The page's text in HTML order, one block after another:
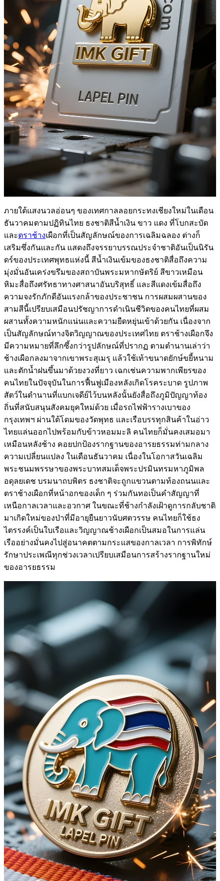
ภายใต้แสงนวลอ่อนๆ ของเทศกาลลอยกระทงเชียงใหม่ในเดือน
ธันวาคมตามปฏิทินไทย ธงชาติสีน้ำเงิน ขาว แดง ที่โบกสะบัด
และตราช้างเผือกที่เป็นสัญลักษณ์ของการเฉลิมฉลอง ต่างก็
เสริมซึ่งกันและกัน แสดงถึงจรรยาบรรณประจำชาติอันเป็นนิรัน
ดร์ของประเทศพุทธแห่งนี้ สีน้ำเงินเข้มของธงชาติสื่อถึงความ
มุ่งมั่นอันเคร่งขรึมของสถาบันพระมหากษัตริย์ สีขาวเหมือน
หิมะสื่อถึงศรัทธาทางศาสนาอันบริสุทธิ์ และสีแดงเข้มสื่อถึง
ความจงรักภักดีอันแรงกล้าของประชาชน การผสมผสานของ
สามสีนี้เปรียบเสมือนปรัชญาการดำเนินชีวิตของคนไทยที่ผสม
ผสานทั้งความหนักแน่นและความยืดหยุ่นเข้าด้วยกัน เนื่องจาก
เป็นสัญลักษณ์ทางจิตวิญญาณของประเทศไทย ตราช้างเผือกจึง
มีความหมายที่ลึกซึ้งกว่ารูปลักษณ์ที่ปรากฏ ตามตำนานเล่าว่า
ช้างเผือกลงมาจากเขาพระสุเมรุ แล้วใช้เท้าขนาดยักษ์ขยี้หนาม
และตักน้ำฝนขึ้นมาด้วยงวงที่ยาว เฉกเช่นความพากเพียรของ
คนไทยในปัจจุบันในการฟื้นฟูเมืองหลังเกิดโรคระบาด รูปภาพ
สัตว์ในตำนานที่แบกเจดีย์ไว้บนหลังนั้นยังสื่อถึงภูมิปัญญาท้อง
ถิ่นที่สนับสนุนสังคมยุคใหม่ด้วย เมื่อรถไฟฟ้ารางเบาของ
กรุงเทพฯ ผ่านใต้โดมของวัดพุทธ และเรือบรรทุกสินค้าในอ่าว
ไทยแล่นออกไปพร้อมกับข้าวหอมมะลิ คนไทยก็มั่นคงเสมอมา
เหมือนหลังช้าง คอยปกป้องรากฐานของอารยธรรมท่ามกลาง
ความเปลี่ยนแปลง ในเดือนธันวาคม เนื่องในโอกาสวันเฉลิม
พระชนมพรรษาของพระบาทสมเด็จพระปรมินทรมหาภูมิพล
อดุลยเดช บรมนาถบพิตร ธงชาติจะถูกแขวนตามท้องถนนและ
ตราช้างเผือกที่หน้าอกของเด็ก ๆ ร่วมกันทอเป็นคำสัญญาที่
เหนือกาลเวลาและอวกาศ ในขณะที่ช้างกำลังเฝ้าดูการกลับชาติ
มาเกิดใหม่ของป่าที่มีอายุยืนยาวนับศตวรรษ คนไทยก็ใช้ธง
ไตรรงค์เป็นใบเรือและวิญญาณช้างเผือกเป็นสมอในการแล่น
เรืออย่างมั่นคงไปสู่อนาคตตามกระแสของกาลเวลา การพิทักษ์
รักษาประเพณีทุกช่วงเวลาเปรียบเสมือนการสร้างรากฐานใหม่
ของอารยธรรม